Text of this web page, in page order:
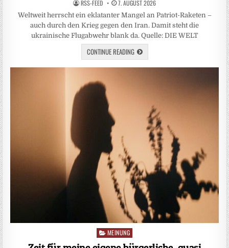
RSS-FEED 7. AUGUST 2026
Weltweit herrscht ein eklatanter Mangel an Patriot-Raketen –
auch durch den Krieg gegen den Iran. Damit steht die
ukrainische Flugabwehr blank da. Quelle: DIE WELT
CONTINUE READING
Posted
in
MEINUNG